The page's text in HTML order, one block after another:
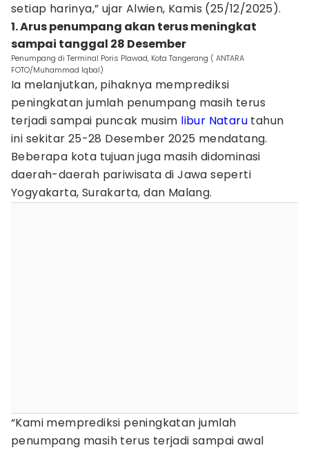
setiap harinya,” ujar Alwien, Kamis (25/12/2025).
1. Arus penumpang akan terus meningkat
sampai tanggal 28 Desember
Penumpang di Terminal Poris Plawad, Kota Tangerang ( ANTARA
FOTO/Muhammad Iqbal)
Ia melanjutkan, pihaknya memprediksi
peningkatan jumlah penumpang masih terus
terjadi sampai puncak musim libur Nataru tahun
ini sekitar 25-28 Desember 2025 mendatang.
Beberapa kota tujuan juga masih didominasi
daerah-daerah pariwisata di Jawa seperti
Yogyakarta, Surakarta, dan Malang.
“Kami memprediksi peningkatan jumlah
penumpang masih terus terjadi sampai awal